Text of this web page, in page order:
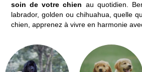
soin de votre chien au quotidien.
labrador, golden ou chihuahua, quelle
chien, apprenez à vivre en harmonie